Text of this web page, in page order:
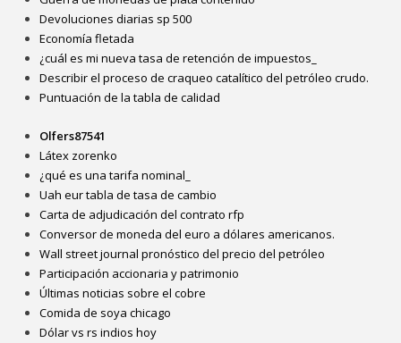
Devoluciones diarias sp 500
Economía fletada
¿cuál es mi nueva tasa de retención de impuestos_
Describir el proceso de craqueo catalítico del petróleo crudo.
Puntuación de la tabla de calidad
Olfers87541
Látex zorenko
¿qué es una tarifa nominal_
Uah eur tabla de tasa de cambio
Carta de adjudicación del contrato rfp
Conversor de moneda del euro a dólares americanos.
Wall street journal pronóstico del precio del petróleo
Participación accionaria y patrimonio
Últimas noticias sobre el cobre
Comida de soya chicago
Dólar vs rs indios hoy